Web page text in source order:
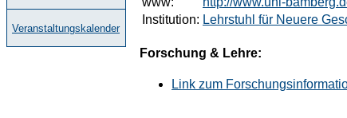
Veranstaltungskalender
Institution: Lehrstuhl für Neuere
Forschung & Lehre:
Link zum